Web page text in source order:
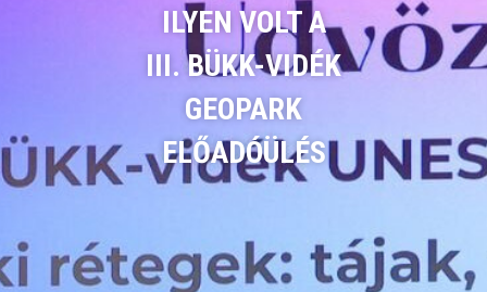
ILYEN VOLT A
III. BÜKK-VIDÉK
GEOPARK
ELŐADÓÜLÉS